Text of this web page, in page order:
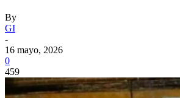
By
GI
-
16 mayo, 2026
0
459